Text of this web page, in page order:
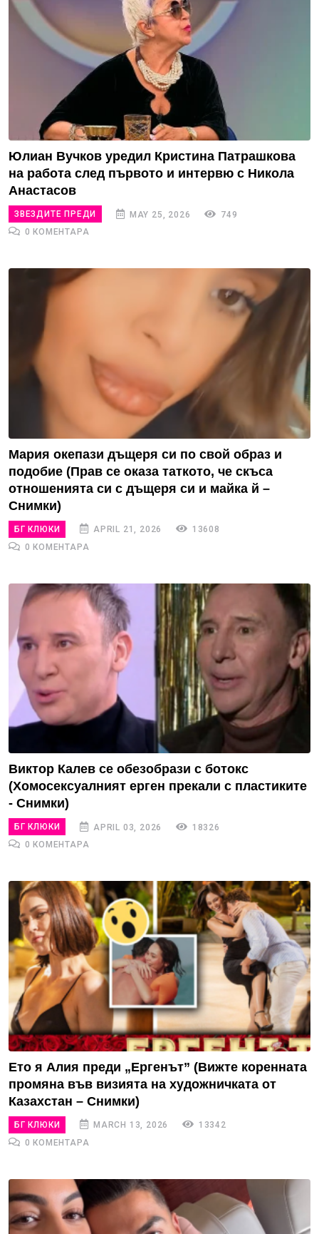
Юлиан Вучков уредил Кристина Патрашкова
на работа след първото и интервю с Никола
Анастасов
ЗВЕЗДИТЕ ПРЕДИ MAY 25, 2026
749
0 КОМЕНТАРА
Мария окепази дъщеря си по свой образ и
подобие (Прав се оказа таткото, че скъса
отношенията си с дъщеря си и майка й –
Снимки)
БГ КЛЮКИ APRIL 21, 2026
13608
0 КОМЕНТАРА
Виктор Калев се обезобрази с ботокс
(Хомосексуалният ерген прекали с пластиките
- Снимки)
БГ КЛЮКИ APRIL 03, 2026
18326
0 КОМЕНТАРА
Ето я Алия преди „Ергенът” (Вижте коренната
промяна във визията на художничката от
Казахстан – Снимки)
БГ КЛЮКИ MARCH 13, 2026
13342
0 КОМЕНТАРА